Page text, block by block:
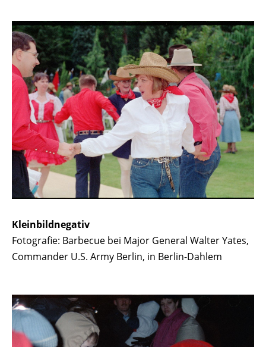
Kleinbildnegativ
Fotografie: Barbecue bei Major General Walter Yates,
Commander U.S. Army Berlin, in Berlin-Dahlem